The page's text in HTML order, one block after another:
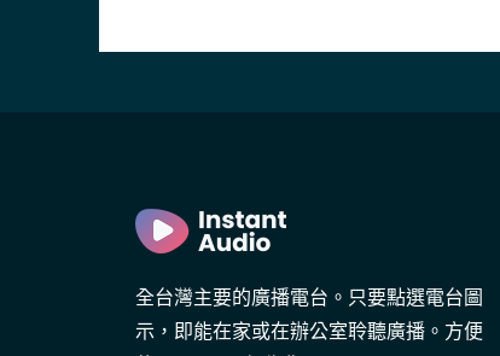
全台灣主要的廣播電台。只要點選電台圖
示，即能在家或在辦公室聆聽廣播。方便